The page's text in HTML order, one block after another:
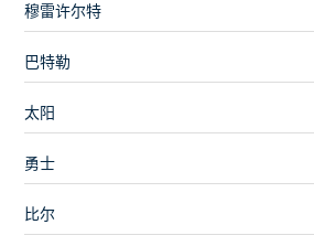
穆雷许尔特
巴特勒
太阳
勇士
比尔